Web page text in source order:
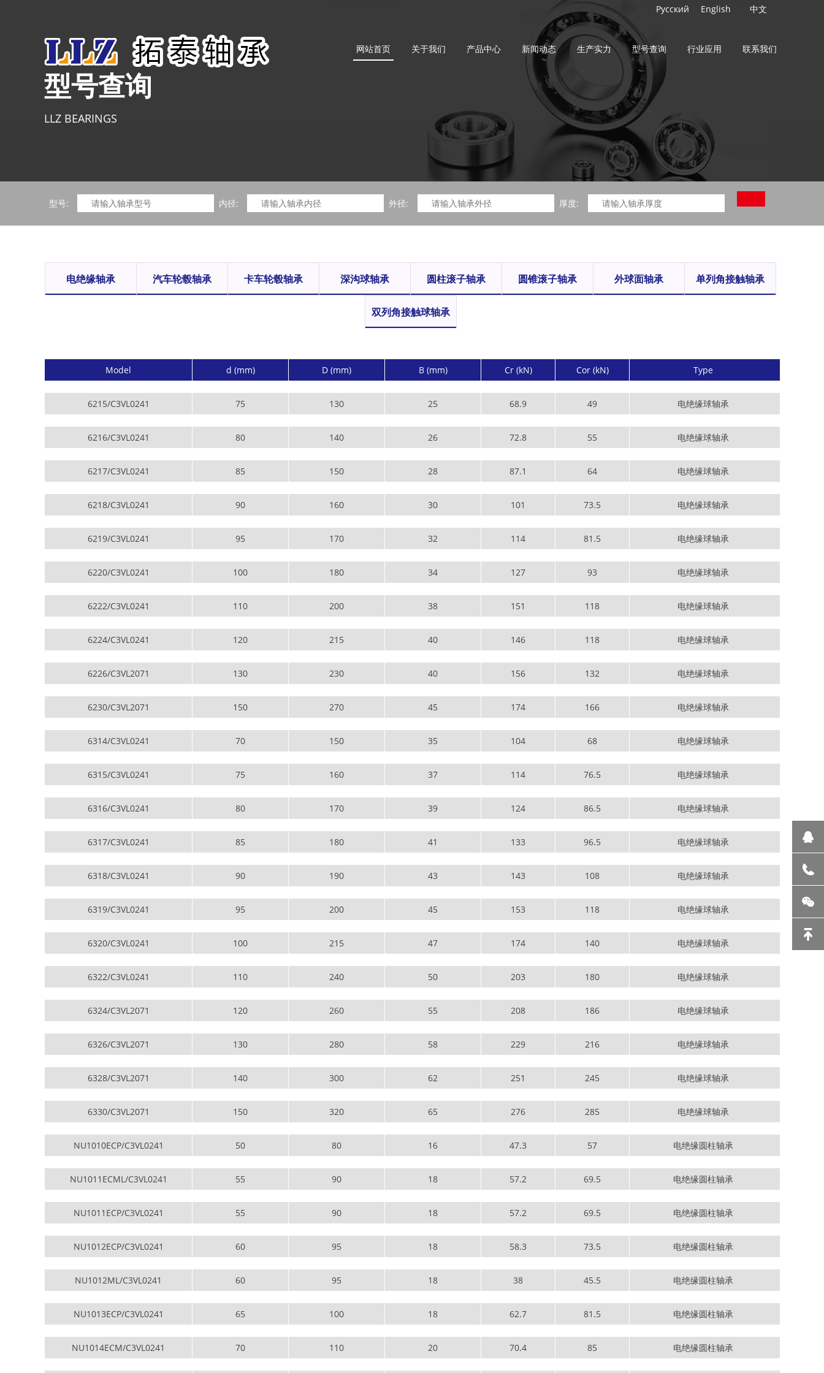
中文
English
Русский
网站首页 关于我们 产品中心 新闻动态 生产实力 型号查询 行业应用 联系我们
型号查询
LLZ BEARINGS
型号: 内径: 外径: 厚度:
电绝缘轴承 汽车轮毂轴承 卡车轮毂轴承 深沟球轴承 圆柱滚子轴承 圆锥滚子轴承 外球面轴承 单列角接触轴承
双列角接触球轴承
Model d (mm) D (mm) B (mm) Cr (kN) Cor (kN) Type
6215/C3VL0241 75 130 25 68.9 49 电绝缘球轴承
6216/C3VL0241 80 140 26 72.8 55 电绝缘球轴承
6217/C3VL0241 85 150 28 87.1 64 电绝缘球轴承
6218/C3VL0241 90 160 30 101 73.5 电绝缘球轴承
6219/C3VL0241 95 170 32 114 81.5 电绝缘球轴承
6220/C3VL0241 100 180 34 127 93 电绝缘球轴承
6222/C3VL0241 110 200 38 151 118 电绝缘球轴承
6224/C3VL0241 120 215 40 146 118 电绝缘球轴承
6226/C3VL2071 130 230 40 156 132 电绝缘球轴承
6230/C3VL2071 150 270 45 174 166 电绝缘球轴承
6314/C3VL0241 70 150 35 104 68 电绝缘球轴承
6315/C3VL0241 75 160 37 114 76.5 电绝缘球轴承
6316/C3VL0241 80 170 39 124 86.5 电绝缘球轴承
6317/C3VL0241 85 180 41 133 96.5 电绝缘球轴承
6318/C3VL0241 90 190 43 143 108 电绝缘球轴承
6319/C3VL0241 95 200 45 153 118 电绝缘球轴承
6320/C3VL0241 100 215 47 174 140 电绝缘球轴承
6322/C3VL0241 110 240 50 203 180 电绝缘球轴承
6324/C3VL2071 120 260 55 208 186 电绝缘球轴承
6326/C3VL2071 130 280 58 229 216 电绝缘球轴承
6328/C3VL2071 140 300 62 251 245 电绝缘球轴承
6330/C3VL2071 150 320 65 276 285 电绝缘球轴承
NU1010ECP/C3VL0241 50 80 16 47.3 57 电绝缘圆柱轴承
NU1011ECML/C3VL0241 55 90 18 57.2 69.5 电绝缘圆柱轴承
NU1011ECP/C3VL0241 55 90 18 57.2 69.5 电绝缘圆柱轴承
NU1012ECP/C3VL0241 60 95 18 58.3 73.5 电绝缘圆柱轴承
NU1012ML/C3VL0241 60 95 18 38 45.5 电绝缘圆柱轴承
NU1013ECP/C3VL0241 65 100 18 62.7 81.5 电绝缘圆柱轴承
NU1014ECM/C3VL0241 70 110 20 70.4 85 电绝缘圆柱轴承